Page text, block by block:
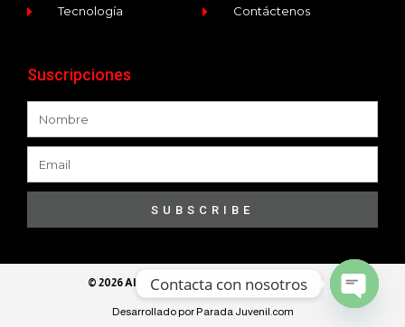
Tecnología Contáctenos
Suscripciones
SUBSCRIBE
© 2026 All Rights Reserved​ - Ece Programa
Desarrollado por Parada Juvenil.com
Contacta con nosotros